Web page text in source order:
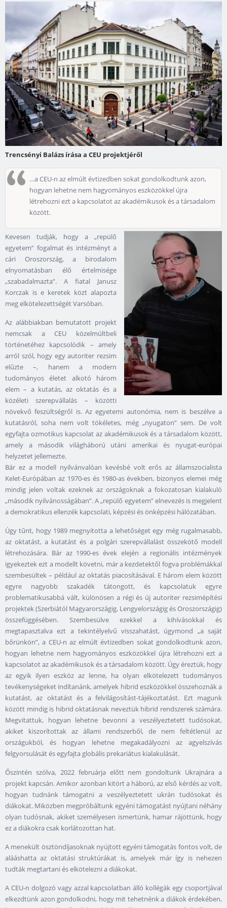
Trencsényi Balázs írása a CEU projektjéről
…a CEU-n az elmúlt évtizedben sokat gondolkodtunk azon,
hogyan lehetne nem hagyományos eszközökkel újra
létrehozni ezt a kapcsolatot az akadémikusok és a társadalom
között.
Kevesen tudják, hogy a „repülő
egyetem” fogalmat és intézményt a
cári Oroszország, a birodalom
elnyomatásban élő értelmisége
„szabadalmazta”. A fiatal Janusz
Korczak is e keretek közt alapozta
meg elkötelezettségét Varsóban.
Az alábbiakban bemutatott projekt
nemcsak a CEU közelmúltbeli
történetéhez kapcsolódik – amely
arról szól, hogy egy autoriter rezsim
elűzte –, hanem a modern
tudományos életet alkotó három
elem – a kutatás, az oktatás és a
közéleti szerepvállalás ­– közötti
növekvő feszültségről is. Az egyetemi autonómia, nem is beszélve a
kutatásról, soha nem volt tökéletes, még „nyugaton” sem. De volt
egyfajta ozmotikus kapcsolat az akadémikusok és a társadalom között,
amely a második világháború utáni amerikai és nyugat-európai
helyzetet jellemezte.
Bár ez a modell nyilvánvalóan kevésbé volt erős az államszocialista
Kelet-Európában az 1970-es és 1980-as években, bizonyos elemei még
mindig jelen voltak ezeknek az országoknak a fokozatosan kialakuló
„második nyilvánosságában”. A „repülő egyetem” elnevezés is megjelent
a demokratikus ellenzék kapcsolati, képzési és önképzési hálózatában.
Úgy tűnt, hogy 1989 megnyitotta a lehetőséget egy még rugalmasabb,
az oktatást, a kutatást és a polgári szerepvállalást összekötő modell
létrehozására. Bár az 1990-es évek elején a regionális intézmények
igyekeztek ezt a modellt követni, már a kezdetektől fogva problémákkal
szembesültek – például az oktatás piacosításával. E három elem között
egyre nagyobb szakadék tátongott, és kapcsolatuk egyre
problematikusabbá vált, különösen a régi és új autoriter rezsimépítési
projektek (Szerbiától Magyarországig, Lengyelországig és Oroszországig)
összefüggésében. Szembesülve ezekkel a kihívásokkal és
megtapasztalva ezt a tekintélyelvű visszahatást, úgymond „a saját
bőrünkön”, a CEU-n az elmúlt évtizedben sokat gondolkodtunk azon,
hogyan lehetne nem hagyományos eszközökkel újra létrehozni ezt a
kapcsolatot az akadémikusok és a társadalom között. Úgy éreztük, hogy
az egyik ilyen eszköz az lenne, ha olyan elkötelezett tudományos
tevékenységeket indítanánk, amelyek hibrid eszközökkel összehoznák a
kutatást, az oktatást és a felvilágosítást-tájékoztatást. Ezt magunk
között mindig is hibrid oktatásnak neveztük hibrid rendszerek számára.
Megvitattuk, hogyan lehetne bevonni a veszélyeztetett tudósokat,
akiket kiszorítottak az állami rendszerből, de nem feltétlenül az
országukból, és hogyan lehetne megakadályozni az agyelszívás
felgyorsulását és egyfajta globális prekariátus kialakulását.
Őszintén szólva, 2022 februárja előtt nem gondoltunk Ukrajnára a
projekt kapcsán. Amikor azonban kitört a háború, az első kérdés az volt,
hogyan tudnánk támogatni a veszélyeztetett ukrán tudósokat és
diákokat. Miközben megpróbáltunk egyéni támogatást nyújtani néhány
olyan tudósnak, akiket személyesen ismertünk, hamar rájöttünk, hogy
ez a diákokra csak korlátozottan hat.
A menekült ösztöndíjasoknak nyújtott egyéni támogatás fontos volt, de
alááshatta az oktatási struktúrákat is, amelyek már így is nehezen
tudták megtartani és elkötelezni a diákokat.
A CEU-n dolgozó vagy azzal kapcsolatban álló kollégák egy csoportjával
elkezdtünk azon gondolkodni, hogy mit tehetnénk a diákok érdekében,